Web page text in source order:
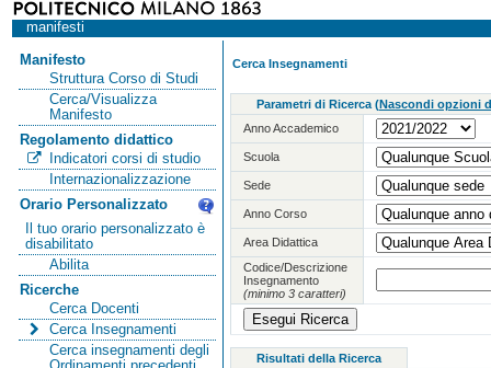
manifesti
Manifesto
Struttura Corso di Studi
Cerca/Visualizza
Manifesto
Regolamento didattico
Indicatori corsi di studio
Internazionalizzazione
Orario Personalizzato
Il tuo orario personalizzato è
disabilitato
Abilita
Ricerche
Cerca Docenti
Cerca Insegnamenti
Cerca insegnamenti degli
Cerca Insegnamenti
Parametri di Ricerca (Nascondi opzioni
Anno Accademico
Scuola
Sede
Anno Corso
Area Didattica
Codice/Descrizione
Insegnamento
(minimo 3 caratteri)
Risultati della Ricerca